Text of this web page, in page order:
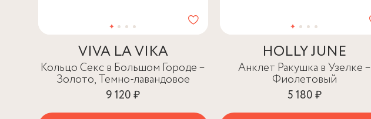
VIVA LA VIKA
Кольцо Секс в Большом Городе –
Золото, Темно-лавандовое
9 120 ₽
HOLLY JUNE
Анклет Ракушка в Узелке –
Фиолетовый
5 180 ₽